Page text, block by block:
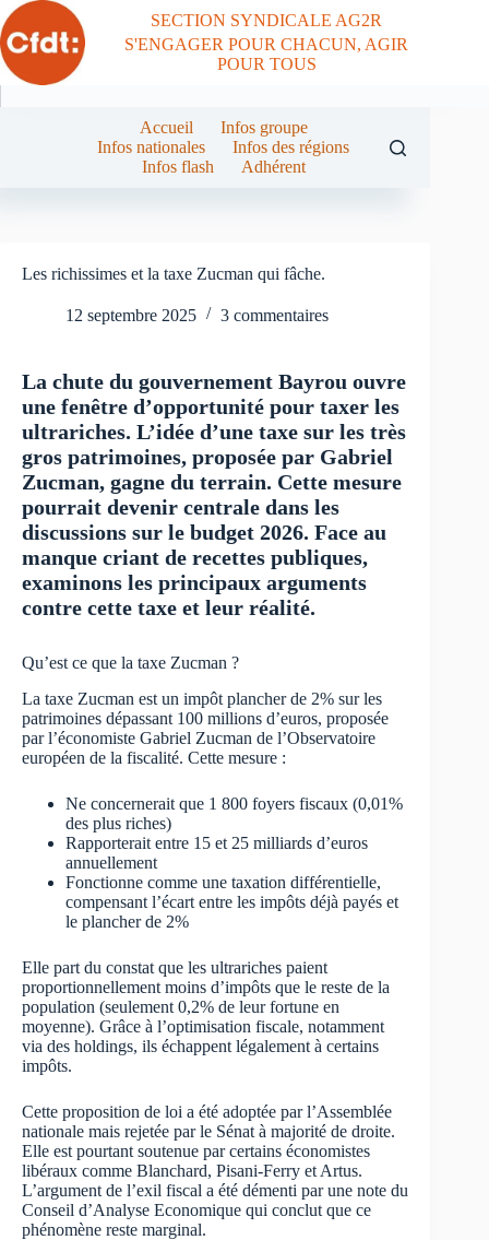
Passer
au
contenu
SECTION SYNDICALE AG2R
S'ENGAGER POUR CHACUN, AGIR
POUR TOUS
Accueil
Infos groupe
Infos nationales
Infos des régions
Infos flash
Adhérent
Les richissimes et la taxe Zucman qui fâche.
12 septembre 2025 3 commentaires
La chute du gouvernement Bayrou ouvre
une fenêtre d’opportunité pour taxer les
ultrariches. L’idée d’une taxe sur les très
gros patrimoines, proposée par Gabriel
Zucman, gagne du terrain. Cette mesure
pourrait devenir centrale dans les
discussions sur le budget 2026. Face au
manque criant de recettes publiques,
examinons les principaux arguments
contre cette taxe et leur réalité.
Qu’est ce que la taxe Zucman ?
La taxe Zucman est un impôt plancher de 2% sur les
patrimoines dépassant 100 millions d’euros, proposée
par l’économiste Gabriel Zucman de l’Observatoire
européen de la fiscalité. Cette mesure :
Ne concernerait que 1 800 foyers fiscaux (0,01%
des plus riches)
Rapporterait entre 15 et 25 milliards d’euros
annuellement
Fonctionne comme une taxation différentielle,
compensant l’écart entre les impôts déjà payés et
le plancher de 2%
Elle part du constat que les ultrariches paient
proportionnellement moins d’impôts que le reste de la
population (seulement 0,2% de leur fortune en
moyenne). Grâce à l’optimisation fiscale, notamment
via des holdings, ils échappent légalement à certains
impôts.
Cette proposition de loi a été adoptée par l’Assemblée
nationale mais rejetée par le Sénat à majorité de droite.
Elle est pourtant soutenue par certains économistes
libéraux comme Blanchard, Pisani-Ferry et Artus.
L’argument de l’exil fiscal a été démenti par une note du
Conseil d’Analyse Economique qui conclut que ce
phénomène reste marginal.